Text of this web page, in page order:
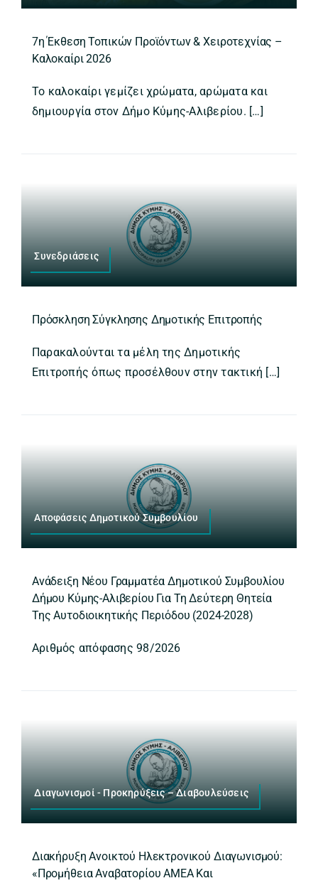
7η Έκθεση Τοπικών Προϊόντων & Χειροτεχνίας –
Καλοκαίρι 2026
Το καλοκαίρι γεμίζει χρώματα, αρώματα και
δημιουργία στον Δήμο Κύμης-Αλιβερίου. […]
Συνεδριάσεις
Πρόσκληση Σύγκλησης Δημοτικής Επιτροπής
Παρακαλούνται τα μέλη της Δημοτικής
Επιτροπής όπως προσέλθουν στην τακτική […]
Αποφάσεις Δημοτικού Συμβουλίου
Ανάδειξη Νέου Γραμματέα Δημοτικού Συμβουλίου
Δήμου Κύμης-Αλιβερίου Για Τη Δεύτερη Θητεία
Της Αυτοδιοικητικής Περιόδου (2024-2028)
Αριθμός απόφασης 98/2026
Διαγωνισμοί - Προκηρύξεις – Διαβουλεύσεις
Διακήρυξη Ανοικτού Ηλεκτρονικού Διαγωνισμού:
«Προμήθεια Αναβατορίου ΑΜΕΑ Και